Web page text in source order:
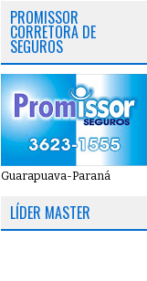
PROMISSOR
CORRETORA DE
SEGUROS
Guarapuava-Paraná
LÍDER MASTER